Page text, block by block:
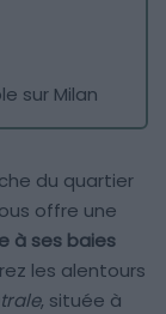
sur Milan
du quartier
offre une
à ses baies
les alentours
, située à